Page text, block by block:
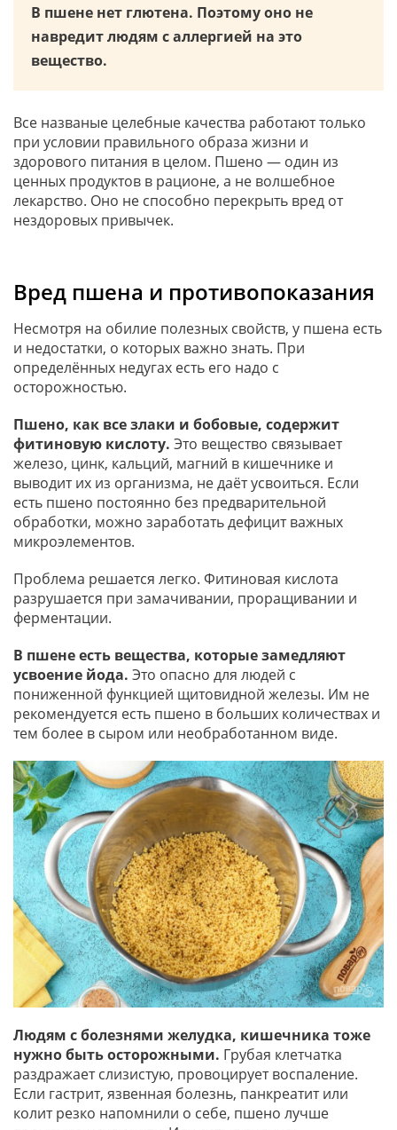
В пшене нет глютена. Поэтому оно не
навредит людям с аллергией на это
вещество.
Все названые целебные качества работают только
при условии правильного образа жизни и
здорового питания в целом. Пшено — один из
ценных продуктов в рационе, а не волшебное
лекарство. Оно не способно перекрыть вред от
нездоровых привычек.
Вред пшена и противопоказания
Несмотря на обилие полезных свойств, у пшена есть
и недостатки, о которых важно знать. При
определённых недугах есть его надо с
осторожностью.
Пшено, как все злаки и бобовые, содержит
фитиновую кислоту. Это вещество связывает
железо, цинк, кальций, магний в кишечнике и
выводит их из организма, не даёт усвоиться. Если
есть пшено постоянно без предварительной
обработки, можно заработать дефицит важных
микроэлементов.
Проблема решается легко. Фитиновая кислота
разрушается при замачивании, проращивании и
ферментации.
В пшене есть вещества, которые замедляют
усвоение йода. Это опасно для людей с
пониженной функцией щитовидной железы. Им не
рекомендуется есть пшено в больших количествах и
тем более в сыром или необработанном виде.
Людям с болезнями желудка, кишечника тоже
нужно быть осторожными. Грубая клетчатка
раздражает слизистую, провоцирует воспаление.
Если гастрит, язвенная болезнь, панкреатит или
колит резко напомнили о себе, пшено лучше